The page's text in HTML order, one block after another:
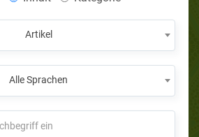
Artikel
Alle Sprachen